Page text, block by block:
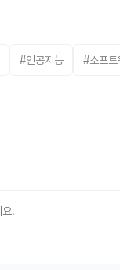
#인공지능 #소프트